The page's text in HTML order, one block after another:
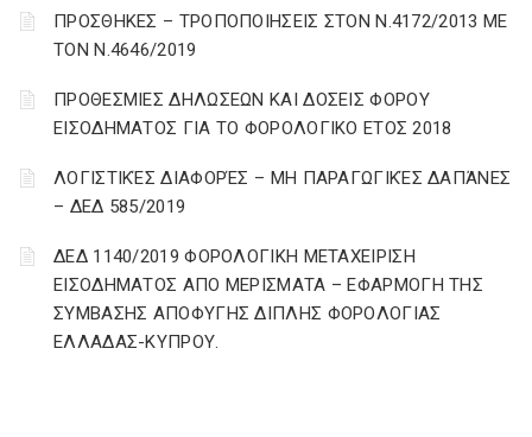
ΠΡΟΣΘΗΚΕΣ – ΤΡΟΠΟΠΟΙΗΣΕΙΣ ΣΤΟΝ Ν.4172/2013 ΜΕ
ΤΟΝ Ν.4646/2019
ΠΡΟΘΕΣΜΙΕΣ ΔΗΛΩΣΕΩΝ ΚΑΙ ΔΟΣΕΙΣ ΦΟΡΟΥ
ΕΙΣΟΔΗΜΑΤΟΣ ΓΙΑ ΤΟ ΦΟΡΟΛΟΓΙΚΟ ΕΤΟΣ 2018
ΛΟΓΙΣΤΙΚΈΣ ΔΙΑΦΟΡΈΣ – ΜΗ ΠΑΡΑΓΩΓΙΚΈΣ ΔΑΠΆΝΕΣ
– ΔΕΔ 585/2019
ΔΕΔ 1140/2019 ΦΟΡΟΛΟΓΙΚΗ ΜΕΤΑΧΕΙΡΙΣΗ
ΕΙΣΟΔΗΜΑΤΟΣ ΑΠΟ ΜΕΡΙΣΜΑΤΑ – ΕΦΑΡΜΟΓΗ ΤΗΣ
ΣΥΜΒΑΣΗΣ ΑΠΟΦΥΓΗΣ ΔΙΠΛΗΣ ΦΟΡΟΛΟΓΙΑΣ
ΕΛΛΑΔΑΣ-ΚΥΠΡΟΥ.